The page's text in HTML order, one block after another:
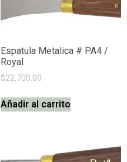
Espatula Metalica # PA4 /
Royal
$22,700.00
Añadir al carrito